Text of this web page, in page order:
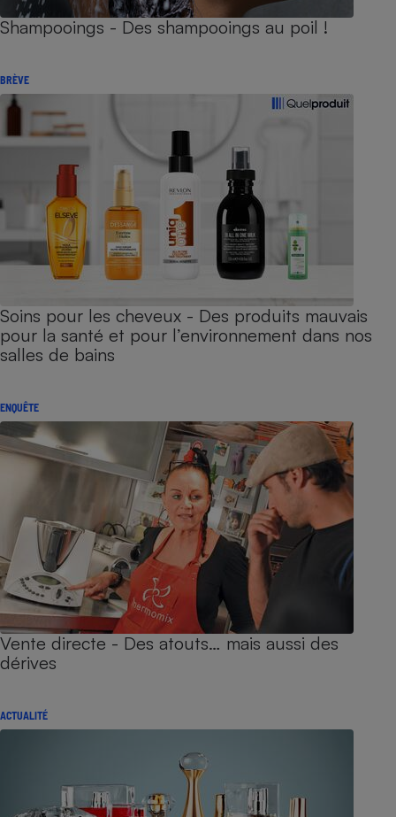
Shampooings - Des shampooings au poil !
BRÈVE
Soins pour les cheveux - Des produits mauvais
pour la santé et pour l’environnement dans nos
salles de bains
ENQUÊTE
Vente directe - Des atouts… mais aussi des
dérives
ACTUALITÉ